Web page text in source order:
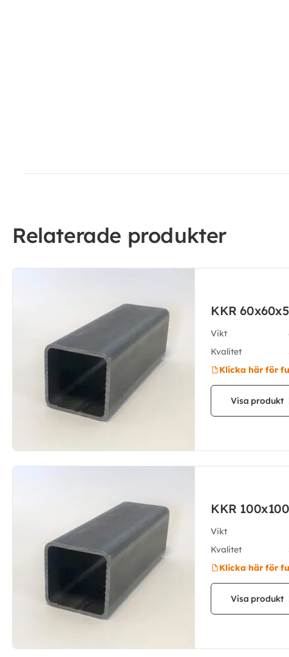
Relaterade produkter
KKR
Vikt
Kvalitet
Klicka här för
Visa produkt
KKR
Vikt
Kvalitet
Klicka här för
Visa produkt